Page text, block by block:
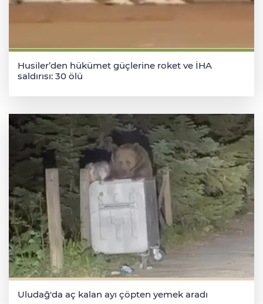
Husiler’den hükümet güçlerine roket ve İHA
saldırısı: 30 ölü
Uludağ'da aç kalan ayı çöpten yemek aradı